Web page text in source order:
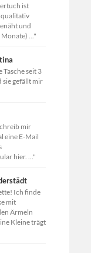
ist
qualitativ
und
Monate) ..."
Tasche seit 3
sie gefällt mir
mir
eine E-Mail
hier. ..."
Ich finde
mit
Ärmeln
Kleine trägt